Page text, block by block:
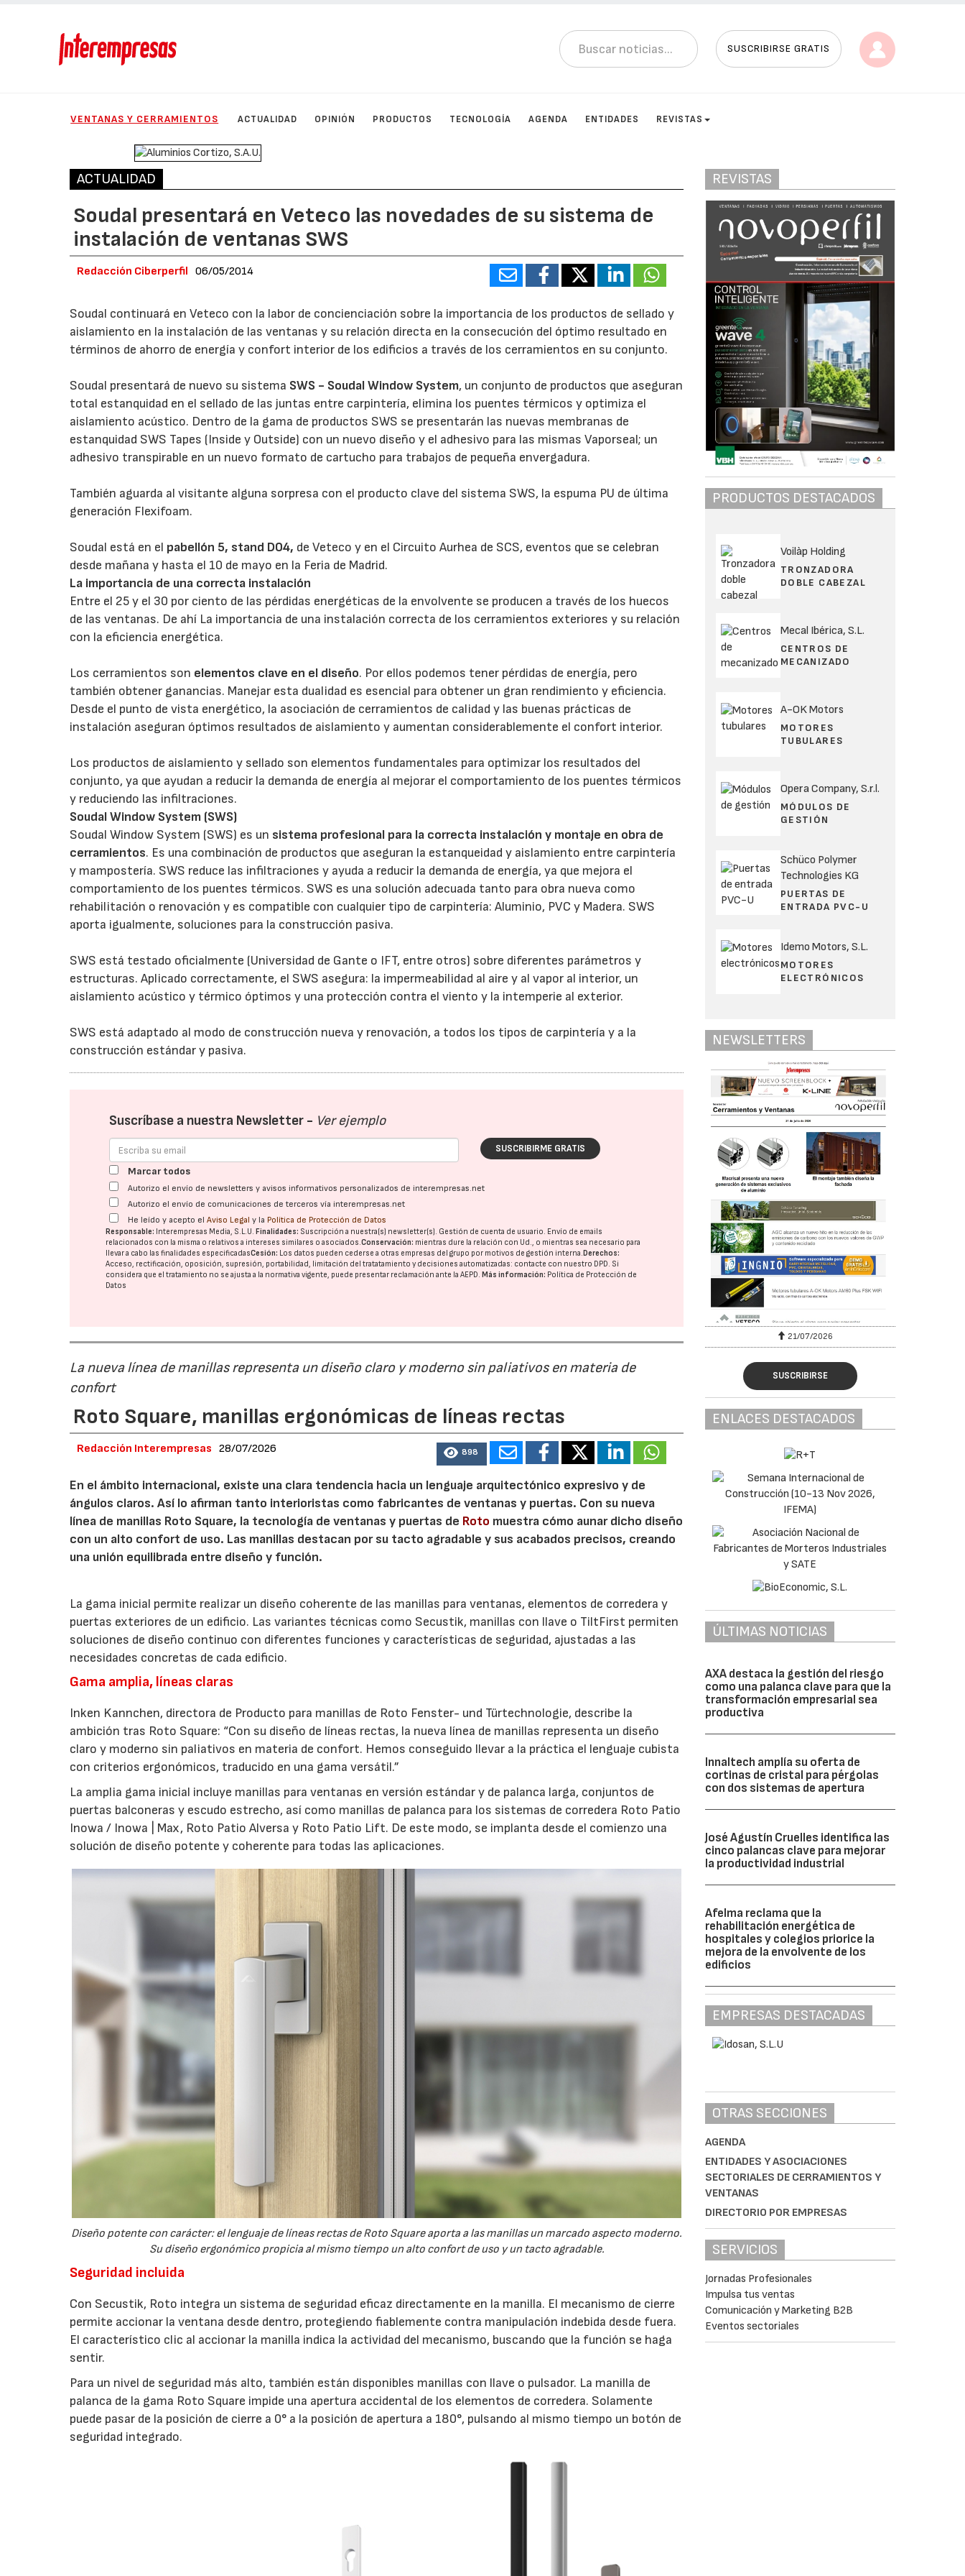
SUSCRIBIRSE GRATIS
VENTANAS Y CERRAMIENTOS ACTUALIDAD OPINIÓN PRODUCTOS TECNOLOGÍA AGENDA ENTIDADES REVISTAS
ACTUALIDAD
Soudal presentará en Veteco las novedades de su sistema de
instalación de ventanas SWS
Redacción Ciberperfil 06/05/2014
Soudal continuará en Veteco con la labor de concienciación sobre la importancia de los productos de sellado y
aislamiento en la instalación de las ventanas y su relación directa en la consecución del óptimo resultado en
términos de ahorro de energía y confort interior de los edificios a través de los cerramientos en su conjunto.
Soudal presentará de nuevo su sistema SWS - Soudal Window System, un conjunto de productos que aseguran
total estanquidad en el sellado de las juntas entre carpintería, elimina los puentes térmicos y optimiza el
aislamiento acústico. Dentro de la gama de productos SWS se presentarán las nuevas membranas de
estanquidad SWS Tapes (Inside y Outside) con un nuevo diseño y el adhesivo para las mismas Vaporseal; un
adhesivo transpirable en un nuevo formato de cartucho para trabajos de pequeña envergadura.
También aguarda al visitante alguna sorpresa con el producto clave del sistema SWS, la espuma PU de última
generación Flexifoam.
Soudal está en el pabellón 5, stand D04, de Veteco y en el Circuito Aurhea de SCS, eventos que se celebran
desde mañana y hasta el 10 de mayo en la Feria de Madrid.
La importancia de una correcta instalación
Entre el 25 y el 30 por ciento de las pérdidas energéticas de la envolvente se producen a través de los huecos
de las ventanas. De ahí La importancia de una instalación correcta de los cerramientos exteriores y su relación
con la eficiencia energética.
Los cerramientos son elementos clave en el diseño. Por ellos podemos tener pérdidas de energía, pero
también obtener ganancias. Manejar esta dualidad es esencial para obtener un gran rendimiento y eficiencia.
Desde el punto de vista energético, la asociación de cerramientos de calidad y las buenas prácticas de
instalación aseguran óptimos resultados de aislamiento y aumentan considerablemente el confort interior.
Los productos de aislamiento y sellado son elementos fundamentales para optimizar los resultados del
conjunto, ya que ayudan a reducir la demanda de energía al mejorar el comportamiento de los puentes térmicos
y reduciendo las infiltraciones.
Soudal Window System (SWS)
Soudal Window System (SWS) es un sistema profesional para la correcta instalación y montaje en obra de
cerramientos. Es una combinación de productos que aseguran la estanqueidad y aislamiento entre carpintería
y mampostería. SWS reduce las infiltraciones y ayuda a reducir la demanda de energía, ya que mejora el
comportamiento de los puentes térmicos. SWS es una solución adecuada tanto para obra nueva como
rehabilitación o renovación y es compatible con cualquier tipo de carpintería: Aluminio, PVC y Madera. SWS
aporta igualmente, soluciones para la construcción pasiva.
SWS está testado oficialmente (Universidad de Gante o IFT, entre otros) sobre diferentes parámetros y
estructuras. Aplicado correctamente, el SWS asegura: la impermeabilidad al aire y al vapor al interior, un
aislamiento acústico y térmico óptimos y una protección contra el viento y la intemperie al exterior.
SWS está adaptado al modo de construcción nueva y renovación, a todos los tipos de carpintería y a la
construcción estándar y pasiva.
Suscríbase a nuestra Newsletter - Ver ejemplo
SUSCRIBIRME GRATIS
Marcar todos
Autorizo el envío de newsletters y avisos informativos personalizados de interempresas.net
Autorizo el envío de comunicaciones de terceros vía interempresas.net
He leído y acepto elAviso Legal y la Política de Protección de Datos
Responsable: Interempresas Media, S.L.U. Finalidades: Suscripción a nuestra(s) newsletter(s). Gestión de cuenta de usuario. Envío de emails
relacionados con la misma o relativos a intereses similares o asociados.Conservación: mientras dure la relación con Ud., o mientras sea necesario para
llevar a cabo las finalidades especificadasCesión: Los datos pueden cederse a otras empresas del grupo por motivos de gestión interna. Derechos:
Acceso, rectificación, oposición, supresión, portabilidad, limitación del tratatamiento y decisiones automatizadas: contacte con nuestro DPD. Si
considera que el tratamiento no se ajusta a la normativa vigente, puede presentar reclamación ante laAEPD. Más información: Política de Protección de
Datos
La nueva línea de manillas representa un diseño claro y moderno sin paliativos en materia de
confort
Roto Square, manillas ergonómicas de líneas rectas
Redacción Interempresas 28/07/2026 898
En el ámbito internacional, existe una clara tendencia hacia un lenguaje arquitectónico expresivo y de
ángulos claros. Así lo afirman tanto interioristas como fabricantes de ventanas y puertas. Con su nueva
línea de manillas Roto Square, la tecnología de ventanas y puertas de Roto muestra cómo aunar dicho diseño
con un alto confort de uso. Las manillas destacan por su tacto agradable y sus acabados precisos, creando
una unión equilibrada entre diseño y función.
La gama inicial permite realizar un diseño coherente de las manillas para ventanas, elementos de corredera y
puertas exteriores de un edificio. Las variantes técnicas como Secustik, manillas con llave o TiltFirst permiten
soluciones de diseño continuo con diferentes funciones y características de seguridad, ajustadas a las
necesidades concretas de cada edificio.
Gama amplia, líneas claras
Inken Kannchen, directora de Producto para manillas de Roto Fenster- und Türtechnologie, describe la
ambición tras Roto Square: “Con su diseño de líneas rectas, la nueva línea de manillas representa un diseño
claro y moderno sin paliativos en materia de confort. Hemos conseguido llevar a la práctica el lenguaje cubista
con criterios ergonómicos, traducido en una gama versátil.”
La amplia gama inicial incluye manillas para ventanas en versión estándar y de palanca larga, conjuntos de
puertas balconeras y escudo estrecho, así como manillas de palanca para los sistemas de corredera Roto Patio
Inowa / Inowa | Max, Roto Patio Alversa y Roto Patio Lift. De este modo, se implanta desde el comienzo una
solución de diseño potente y coherente para todas las aplicaciones.
Diseño potente con carácter: el lenguaje de líneas rectas de Roto Square aporta a las manillas un marcado aspecto moderno.
Su diseño ergonómico propicia al mismo tiempo un alto confort de uso y un tacto agradable.
Seguridad incluida
Con Secustik, Roto integra un sistema de seguridad eficaz directamente en la manilla. El mecanismo de cierre
permite accionar la ventana desde dentro, protegiendo fiablemente contra manipulación indebida desde fuera.
El característico clic al accionar la manilla indica la actividad del mecanismo, buscando que la función se haga
sentir.
Para un nivel de seguridad más alto, también están disponibles manillas con llave o pulsador. La manilla de
palanca de la gama Roto Square impide una apertura accidental de los elementos de corredera. Solamente
puede pasar de la posición de cierre a 0° a la posición de apertura a 180°, pulsando al mismo tiempo un botón de
seguridad integrado.
REVISTAS
PRODUCTOS DESTACADOS
Voilàp Holding
TRONZADORA
DOBLE CABEZAL
Mecal Ibérica, S.L.
CENTROS DE
MECANIZADO
A-OK Motors
MOTORES
TUBULARES
Opera Company, S.r.l.
MÓDULOS DE
GESTIÓN
Schüco Polymer
Technologies KG
PUERTAS DE
ENTRADA PVC-U
Idemo Motors, S.L.
MOTORES
ELECTRÓNICOS
NEWSLETTERS
21/07/2026
SUSCRIBIRSE
ENLACES DESTACADOS
ÚLTIMAS NOTICIAS
AXA destaca la gestión del riesgo
como una palanca clave para que la
transformación empresarial sea
productiva
Innaltech amplía su oferta de
cortinas de cristal para pérgolas
con dos sistemas de apertura
José Agustín Cruelles identifica las
cinco palancas clave para mejorar
la productividad industrial
Afelma reclama que la
rehabilitación energética de
hospitales y colegios priorice la
mejora de la envolvente de los
edificios
EMPRESAS DESTACADAS
OTRAS SECCIONES
AGENDA
ENTIDADES Y ASOCIACIONES
SECTORIALES DE CERRAMIENTOS Y
VENTANAS
DIRECTORIO POR EMPRESAS
SERVICIOS
Jornadas Profesionales
Impulsa tus ventas
Comunicación y Marketing B2B
Eventos sectoriales